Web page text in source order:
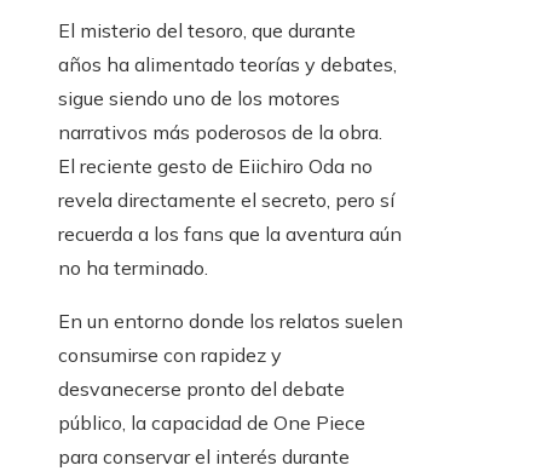
El misterio del tesoro, que durante
años ha alimentado teorías y debates,
sigue siendo uno de los motores
narrativos más poderosos de la obra.
El reciente gesto de Eiichiro Oda no
revela directamente el secreto, pero sí
recuerda a los fans que la aventura aún
no ha terminado.
En un entorno donde los relatos suelen
consumirse con rapidez y
desvanecerse pronto del debate
público, la capacidad de One Piece
para conservar el interés durante